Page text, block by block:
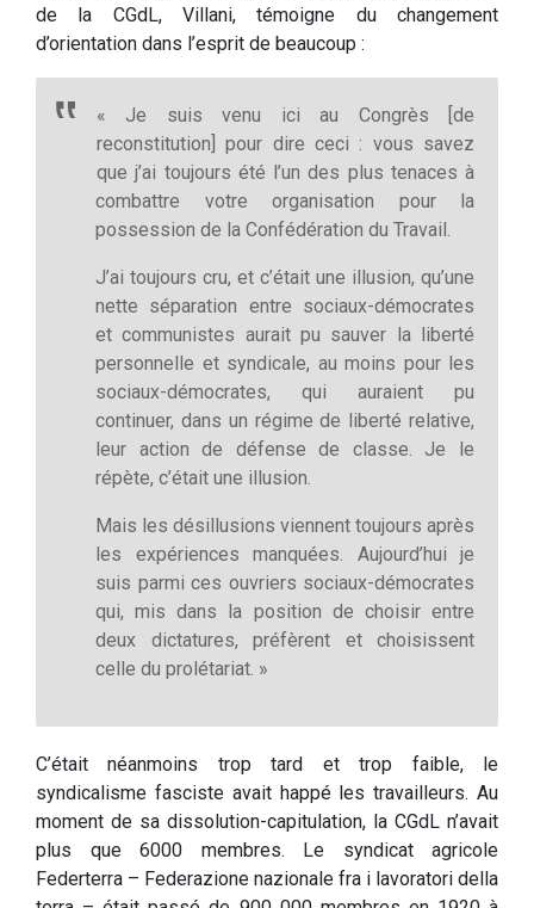
de la CGdL, Villani, témoigne du changement
d’orientation dans l’esprit de beaucoup :
« Je suis venu ici au Congrès [de
reconstitution] pour dire ceci : vous savez
que j’ai toujours été l’un des plus tenaces à
combattre votre organisation pour la
possession de la Confédération du Travail.
J’ai toujours cru, et c’était une illusion, qu’une
nette séparation entre sociaux-démocrates
et communistes aurait pu sauver la liberté
personnelle et syndicale, au moins pour les
sociaux-démocrates, qui auraient pu
continuer, dans un régime de liberté relative,
leur action de défense de classe. Je le
répète, c’était une illusion.
Mais les désillusions viennent toujours après
les expériences manquées. Aujourd’hui je
suis parmi ces ouvriers sociaux-démocrates
qui, mis dans la position de choisir entre
deux dictatures, préfèrent et choisissent
celle du prolétariat. »
C’était néanmoins trop tard et trop faible, le
syndicalisme fasciste avait happé les travailleurs. Au
moment de sa dissolution-capitulation, la CGdL n’avait
plus que 6000 membres. Le syndicat agricole
Federterra – Federazione nazionale fra i lavoratori della